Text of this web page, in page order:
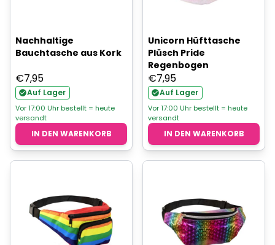
Nachhaltige
Bauchtasche aus Kork
€7,95
Auf Lager
Vor 17:00 Uhr bestellt = heute
versandt
IN DEN WARENKORB
Unicorn Hüfttasche
Plüsch Pride
Regenbogen
€7,95
Auf Lager
Vor 17:00 Uhr bestellt = heute
versandt
IN DEN WARENKORB